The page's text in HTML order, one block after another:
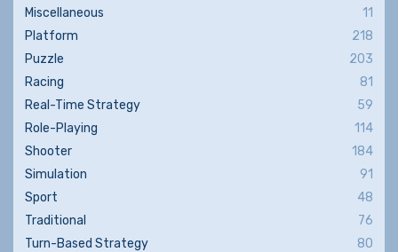
Miscellaneous
11
Platform
218
Puzzle
203
Racing
81
Real-Time Strategy
59
Role-Playing
114
Shooter
184
Simulation
91
Sport
48
Traditional
76
Turn-Based Strategy
80